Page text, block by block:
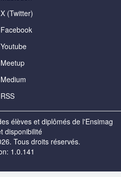
(Twitter)
élèves et diplômés de l'Ensimag
disponibilité
Tous droits réservés.
1.0.141